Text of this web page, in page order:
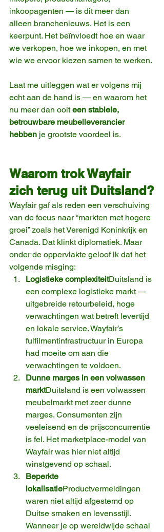
inkoopagenten — is dit meer dan
alleen branchenieuws. Het is een
keerpunt. Het beïnvloedt hoe en waar
we verkopen, hoe we inkopen, en met
wie we ervoor kiezen samen te werken.
Laat me uitleggen wat er volgens mij
echt aan de hand is — en waarom het
nu meer dan ooit een stabiele,
betrouwbare meubelleverancier
hebben je grootste voordeel is.
Waarom trok Wayfair
zich terug uit Duitsland?
Wayfair gaf als reden een verschuiving
van de focus naar “markten met hogere
groei” zoals het Verenigd Koninkrijk en
Canada. Dat klinkt diplomatiek. Maar
onder de oppervlakte geloof ik dat het
volgende misging:
Logistieke complexiteitDuitsland is
een complexe logistieke markt —
uitgebreide retourbeleid, hoge
verwachtingen wat betreft levertijd
en lokale service. Wayfair’s
fulfilmentinfrastructuur in Europa
had moeite om aan die
verwachtingen te voldoen.
Dunne marges in een volwassen
marktDuitsland is een volwassen
meubelmarkt met zeer dunne
marges. Consumenten zijn
veeleisend en de prijsconcurrentie
is fel. Het marketplace-model van
Wayfair was hier niet altijd
winstgevend op schaal.
Beperkte
lokalisatieProductvermeldingen
waren niet altijd afgestemd op
Duitse smaken en levensstijl.
Wanneer je op wereldwijde schaal